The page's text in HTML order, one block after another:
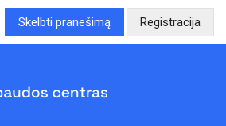
Skelbti pranešimą Registracija